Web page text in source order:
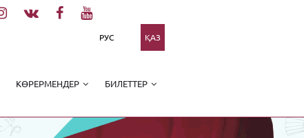
РУС ҚАЗ
КӨРЕРМЕНДЕР БИЛЕТТЕР